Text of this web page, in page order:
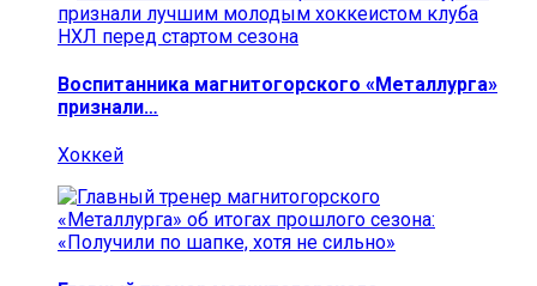
Воспитанника магнитогорского «Металлурга»
признали…
Хоккей